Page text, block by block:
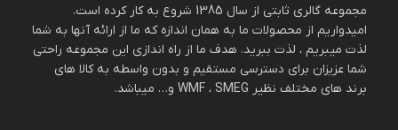
مجموعه گالری ثابتی از سال 1385 شروع به کار کرده است.
امیدواریم از محصولات ما به همان اندازه که ما از ارائه آنها به شما
لذت میبریم ، لذت ببرید. هدف ما از راه اندازی این مجموعه راحتی
شما عزیزان برای دسترسی مستقیم و بدون واسطه به کالا های
برند های مختلف نظیر WMF ، SMEG و… میباشد.